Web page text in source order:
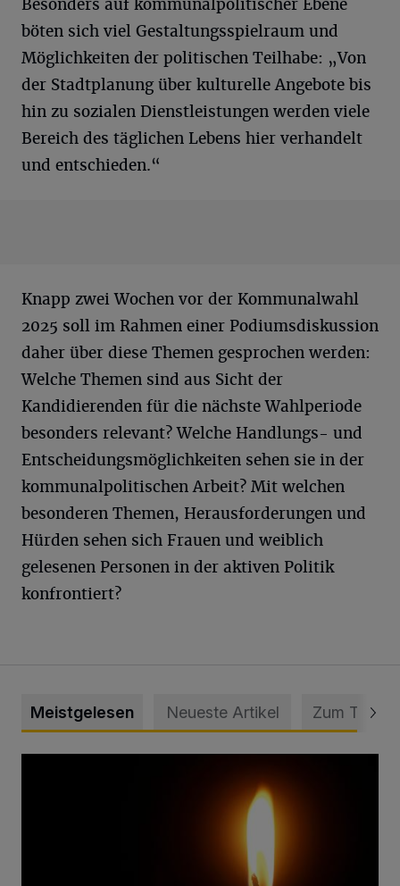
Besonders auf kommunalpolitischer Ebene
böten sich viel Gestaltungsspielraum und
Möglichkeiten der politischen Teilhabe: „Von
der Stadtplanung über kulturelle Angebote bis
hin zu sozialen Dienstleistungen werden viele
Bereich des täglichen Lebens hier verhandelt
und entschieden.“
Knapp zwei Wochen vor der Kommunalwahl
2025 soll im Rahmen einer Podiumsdiskussion
daher über diese Themen gesprochen werden:
Welche Themen sind aus Sicht der
Kandidierenden für die nächste Wahlperiode
besonders relevant? Welche Handlungs- und
Entscheidungsmöglichkeiten sehen sie in der
kommunalpolitischen Arbeit? Mit welchen
besonderen Themen, Herausforderungen und
Hürden sehen sich Frauen und weiblich
gelesenen Personen in der aktiven Politik
konfrontiert?
Meistgelesen Neueste Artikel Zum Thema